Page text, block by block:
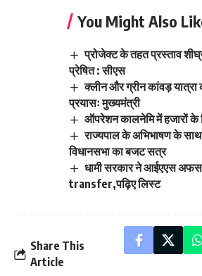
You Might Also
प्रोजेक्ट के तहत प्रस्ताव
प्रेषित : सीएस
क्लीन और ग्रीन कांवड़
प्रयासः मुख्यमंत्री
ऑपरेशन कालनेमि में हजारों के
राज्यपाल के अभिभाषण के
विधानसभा का बजट सत्र
धामी सरकार ने आईएएस
transfer,पढ़िए लिस्ट
Share This
Article